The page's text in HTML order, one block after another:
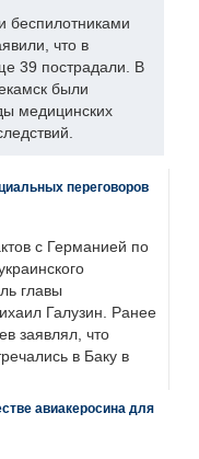
беспилотниками
что в
39 пострадали. В
были
медицинских
переговоров
с Германией по
главы
Галузин. Ранее
заявлял, что
в Баку в
авиакеросина для